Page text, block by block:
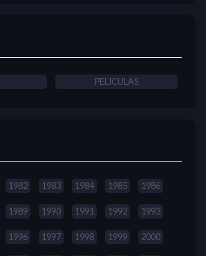
PELICULAS
1982 1983 1984 1985 1986
1989 1990 1991 1992 1993
1996 1997 1998 1999 2000